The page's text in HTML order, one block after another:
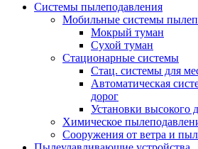
Системы пылеподавления
Мобильные системы
Мокрый туман
Сухой туман
Стационарные системы
Стац. системы для
Автоматическая
дорог
Установки высокого
Химическое
Сооружения от ветра и